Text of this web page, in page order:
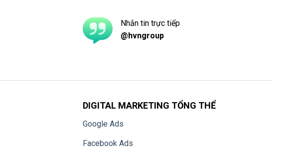
Nhắn tin trực tiếp
@hvngroup
DIGITAL MARKETING TỔNG THỂ
Google Ads
Facebook Ads